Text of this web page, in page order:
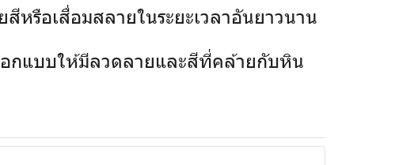
หรือเสื่อมสลายในระยะเวลาอันยาวนาน
อกแบบให้มีลวดลายและสีที่คล้ายกับหิน